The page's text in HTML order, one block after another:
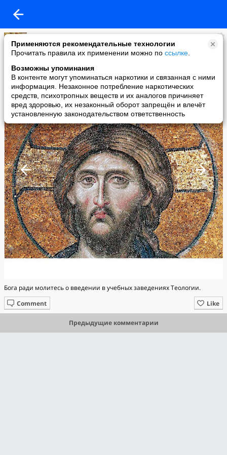
Применяются рекомендательные технологии
Прочитать правила их применении можно по ссылке
Возможны упоминания
В контенте могут упоминаться наркотики и связанная с ними
информация. Незаконное потребление наркотических
средств, психотропных веществ и их аналогов причиняет
вред здоровью, их незаконный оборот запрещён и влечёт
установленную законодательством ответственность
Павел Тимченко
added a photo
17 Aug в 13:10
Бога ради молитесь о введении в учебных заведениях Теологии.
Like
Comment
Предыдущие комментарии